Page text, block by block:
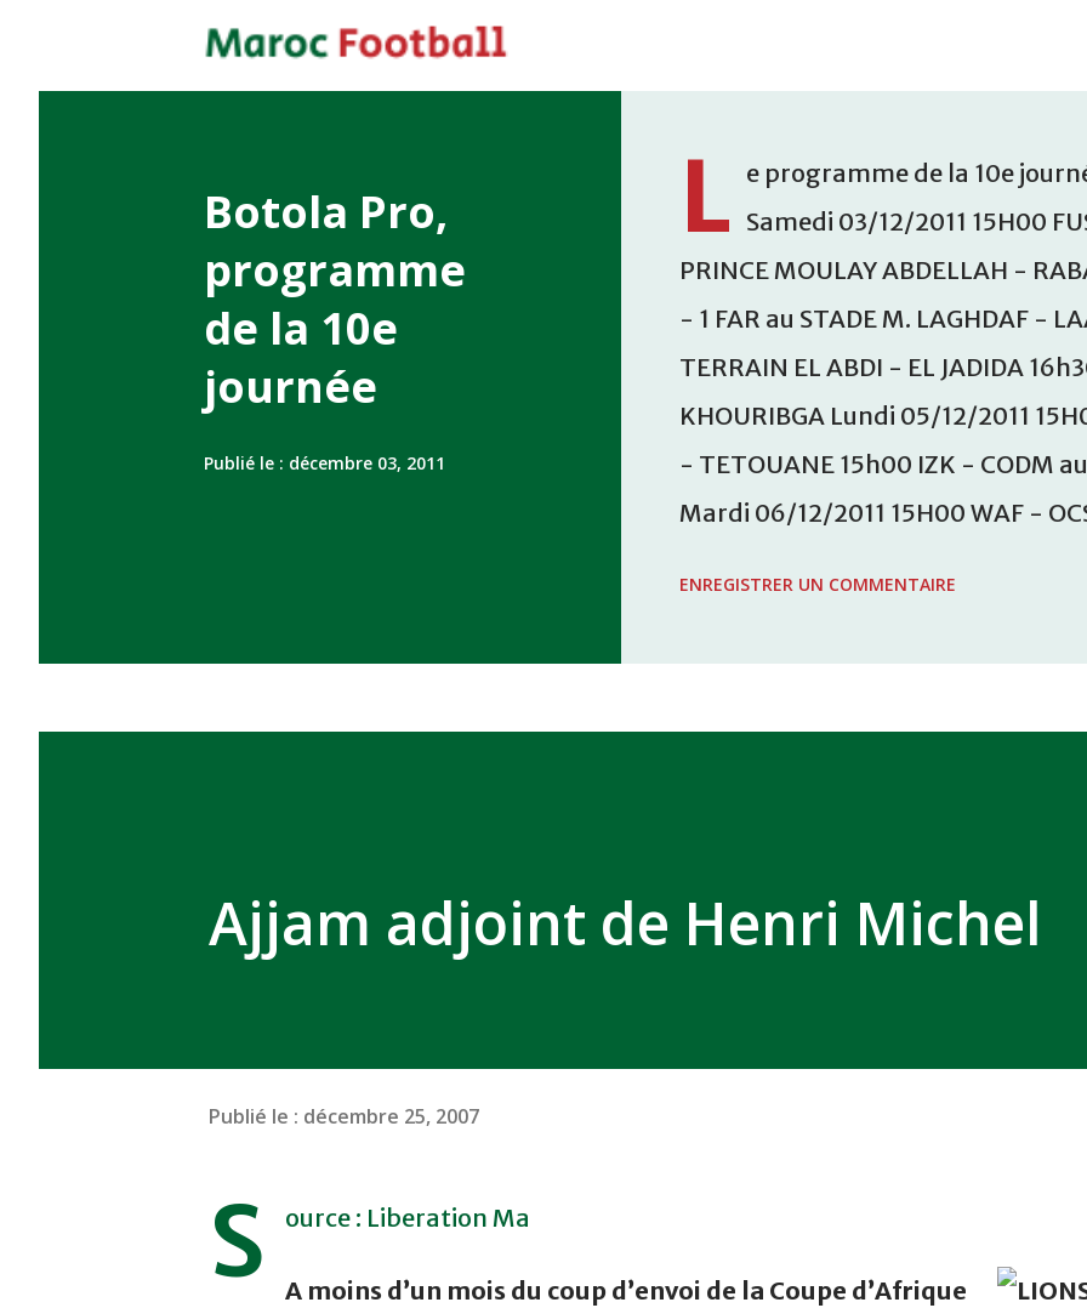
Botola Pro,
programme
de la 10e
journée
Publié le : décembre 03, 2011
L e programme de la 10e
Samedi 03/12/2011 15H00
PRINCE MOULAY ABDELLAH -
- 1 FAR au STADE M. LAGHDAF -
TERRAIN EL ABDI - EL JADIDA
KHOURIBGA Lundi 05/12/2011
- TETOUANE 15h00 IZK - CODM
Mardi 06/12/2011 15H00 WAF -
ENREGISTRER UN COMMENTAIRE
Ajjam adjoint de Henri Michel
Publié le : décembre 25, 2007
S ource : Liberation Ma
A moins d’un mois du coup d’envoi de la Coupe d’Afrique